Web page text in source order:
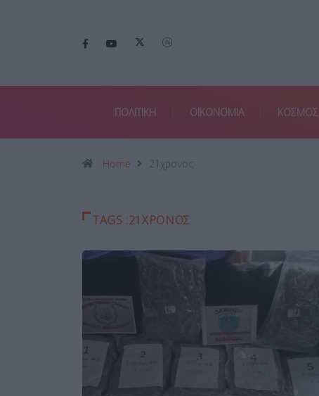
ΠΟΛΙΤΙΚΗ ΟΙΚΟΝΟΜΙΑ ΚΟΣΜΟΣ
Home 21χρονος
TAGS :21ΧΡΟΝΟΣ